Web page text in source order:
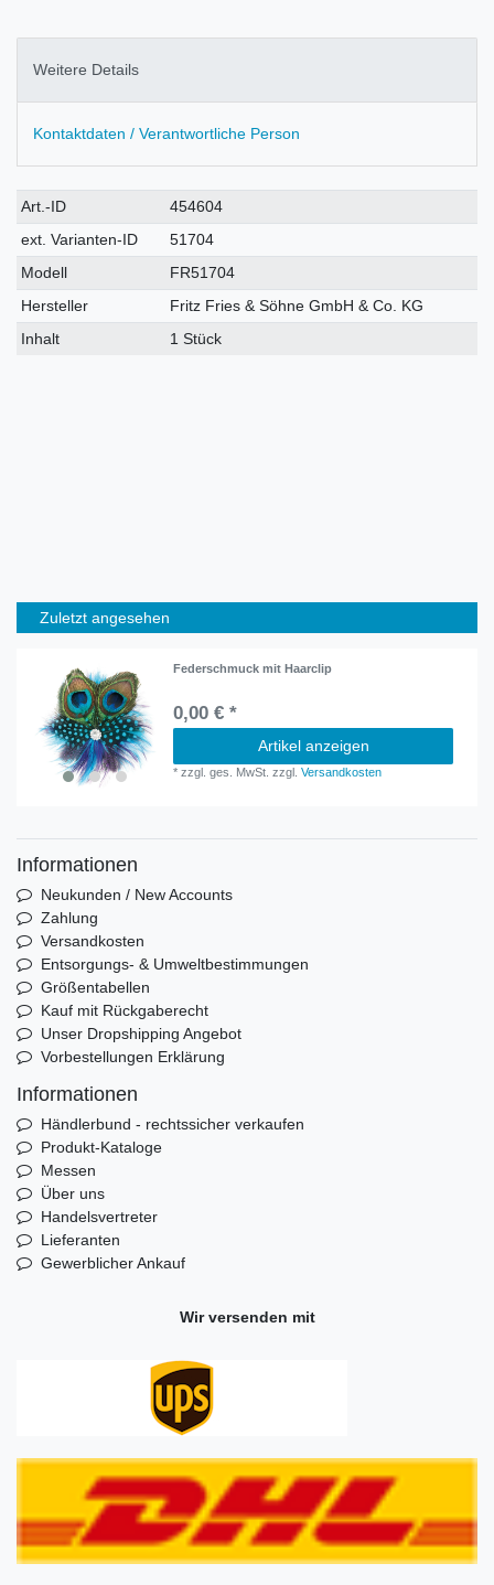
Weitere Details
Kontaktdaten / Verantwortliche Person
Technisches
Merkmal
Wert
Art.-ID
454604
ext. Varianten-ID
51704
Modell
FR51704
Hersteller
Fritz Fries & Söhne GmbH & Co. KG
Inhalt
1 Stück
Zuletzt angesehen
Federschmuck mit Haarclip
0,00 € *
Artikel anzeigen
*zzgl. ges. MwSt. zzgl.Versandkosten
Informationen
Neukunden / New Accounts
Zahlung
Versandkosten
Entsorgungs- & Umweltbestimmungen
Größentabellen
Kauf mit Rückgaberecht
Unser Dropshipping Angebot
Vorbestellungen Erklärung
Informationen
Händlerbund - rechtssicher verkaufen
Produkt-Kataloge
Messen
Über uns
Handelsvertreter
Lieferanten
Gewerblicher Ankauf
Wir versenden mit